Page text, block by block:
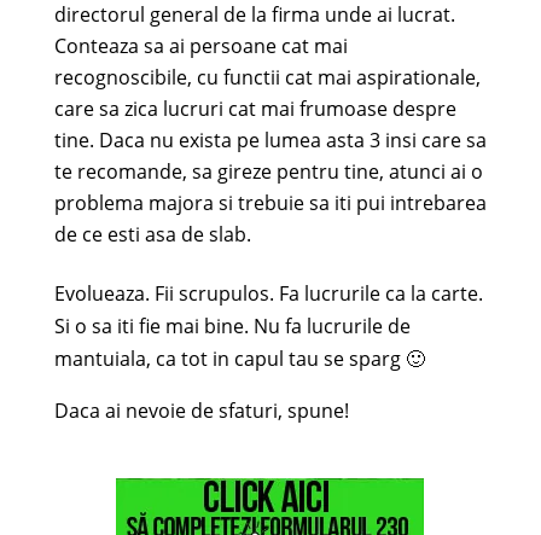
directorul general de la firma unde ai lucrat.
Conteaza sa ai persoane cat mai
recognoscibile, cu functii cat mai aspirationale,
care sa zica lucruri cat mai frumoase despre
tine. Daca nu exista pe lumea asta 3 insi care sa
te recomande, sa gireze pentru tine, atunci ai o
problema majora si trebuie sa iti pui intrebarea
de ce esti asa de slab.
Evolueaza. Fii scrupulos. Fa lucrurile ca la carte.
Si o sa iti fie mai bine. Nu fa lucrurile de
mantuiala, ca tot in capul tau se sparg 🙂
Daca ai nevoie de sfaturi, spune!